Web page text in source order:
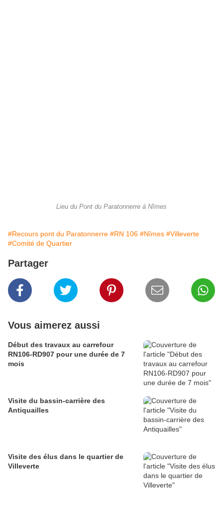
Lieu du Pont du Paratonnerre à Nîmes
#Recours pont du Paratonnerre #RN 106 #Nîmes #Villeverte
#Comité de Quartier
Partager
Vous aimerez aussi
Début des travaux au carrefour
RN106-RD907 pour une durée de 7
mois
Visite du bassin-carrière des
Antiquailles
Visite des élus dans le quartier de
Villeverte